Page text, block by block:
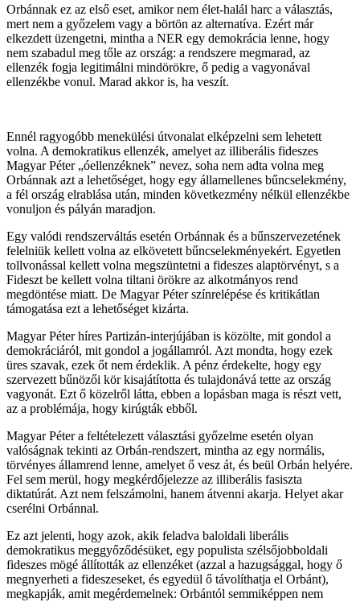
Orbánnak ez az első eset, amikor nem élet-halál harc a választás,
mert nem a győzelem vagy a börtön az alternatíva. Ezért már
elkezdett üzengetni, mintha a NER egy demokrácia lenne, hogy
nem szabadul meg tőle az ország: a rendszere megmarad, az
ellenzék fogja legitimálni mindörökre, ő pedig a vagyonával
ellenzékbe vonul. Marad akkor is, ha veszít.
Ennél ragyogóbb menekülési útvonalat elképzelni sem lehetett
volna. A demokratikus ellenzék, amelyet az illiberális fideszes
Magyar Péter „óellenzéknek” nevez, soha nem adta volna meg
Orbánnak azt a lehetőséget, hogy egy államellenes bűncselekmény,
a fél ország elrablása után, minden következmény nélkül ellenzékbe
vonuljon és pályán maradjon.
Egy valódi rendszerváltás esetén Orbánnak és a bűnszervezetének
felelniük kellett volna az elkövetett bűncselekményekért. Egyetlen
tollvonással kellett volna megszüntetni a fideszes alaptörvényt, s a
Fideszt be kellett volna tiltani örökre az alkotmányos rend
megdöntése miatt. De Magyar Péter színrelépése és kritikátlan
támogatása ezt a lehetőséget kizárta.
Magyar Péter híres Partizán-interjújában is közölte, mit gondol a
demokráciáról, mit gondol a jogállamról. Azt mondta, hogy ezek
üres szavak, ezek őt nem érdeklik. A pénz érdekelte, hogy egy
szervezett bűnözői kör kisajátította és tulajdonává tette az ország
vagyonát. Ezt ő közelről látta, ebben a lopásban maga is részt vett,
az a problémája, hogy kirúgták ebből.
Magyar Péter a feltételezett választási győzelme esetén olyan
valóságnak tekinti az Orbán-rendszert, mintha az egy normális,
törvényes államrend lenne, amelyet ő vesz át, és beül Orbán helyére.
Fel sem merül, hogy megkérdőjelezze az illiberális fasiszta
diktatúrát. Azt nem felszámolni, hanem átvenni akarja. Helyet akar
cserélni Orbánnal.
Ez azt jelenti, hogy azok, akik feladva baloldali liberális
demokratikus meggyőződésüket, egy populista szélsőjobboldali
fideszes mögé állították az ellenzéket (azzal a hazugsággal, hogy ő
megnyerheti a fideszeseket, és egyedül ő távolíthatja el Orbánt),
megkapják, amit megérdemelnek: Orbántól semmiképpen nem